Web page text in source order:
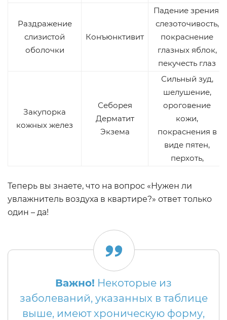
Раздражение
слизистой
оболочки
Конъюнктивит
Падение зрения,
слезоточивость,
покраснение
глазных яблок,
пекучесть глаз
Закупорка
кожных желез
Себорея
Дерматит
Экзема
Сильный зуд,
шелушение,
ороговение
кожи,
покраснения в
виде пятен,
перхоть,
Теперь вы знаете, что на вопрос «Нужен ли
увлажнитель воздуха в квартире?» ответ только
один – да!
Важно! Некоторые из
заболеваний, указанных в таблице
выше, имеют хроническую форму,